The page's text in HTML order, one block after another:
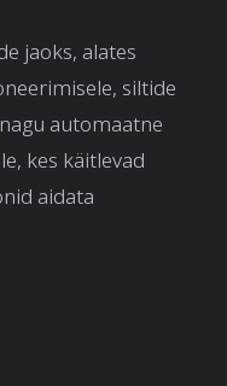
jaoks, alates
siltide
automaatne
kes käitlevad
aidata